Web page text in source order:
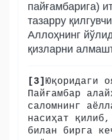
пайғамбарига)
тазарру
Аллоҳнинг
қизларни
[3] Юқоридаги
Пайғамбар
саломнинг
насиҳат
билан бирга